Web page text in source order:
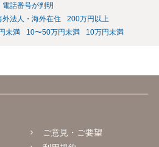
話番号が判明
外法人・海外在住
200万円以上
未満 10〜50万円未満 10万円未満
ご意見・ご要望